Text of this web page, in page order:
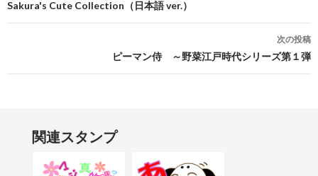
Sakura's Cute Collection（日本語 ver.）
次の投稿
ピーマン侍 ～野菜江戸時代シリーズ第１弾
関連スタンプ